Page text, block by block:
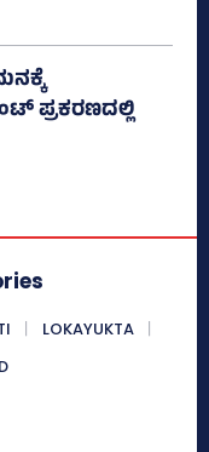
ಪ್ರಕರಣದಲ್ಲಿ
LOKAYUKTA